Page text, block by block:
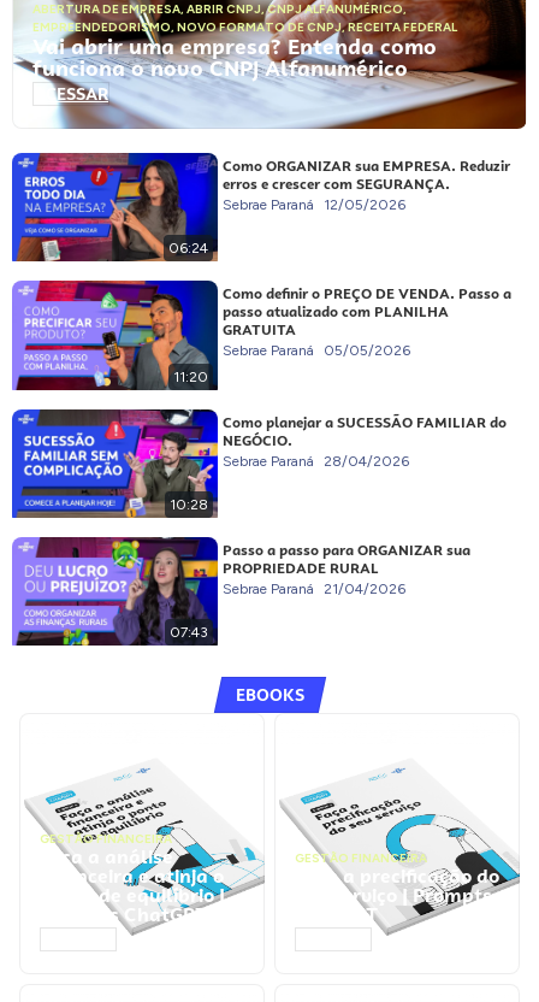
ABERTURA DE EMPRESA, ABRIR CNPJ,CNPJ ALFANUMÉRICO,
EMPREENDEDORISMO, NOVO FORMATO DE CNPJ,RECEITA FEDERAL
Vai abrir uma empresa? Entenda como
funciona o novo CNPJ Alfanumérico
ACESSAR
06:24
Como ORGANIZAR sua EMPRESA. Reduzir
erros e crescer com SEGURANÇA.
Sebrae Paraná 12/05/2026
11:20
Como definir o PREÇO DE VENDA. Passo a
passo atualizado com PLANILHA
GRATUITA
Sebrae Paraná 05/05/2026
10:28
Como planejar a SUCESSÃO FAMILIAR do
NEGÓCIO.
Sebrae Paraná 28/04/2026
07:43
Passo a passo para ORGANIZAR sua
PROPRIEDADE RURAL
Sebrae Paraná 21/04/2026
EBOOKS
GESTÃO FINANCEIRA
Faça a análise
financeira e atinja o
ponto de equilíbrio |
Prompts ChatGPT
GESTÃO FINANCEIRA
Faça a precificação do
seu serviço | Prompts
ChatGPT